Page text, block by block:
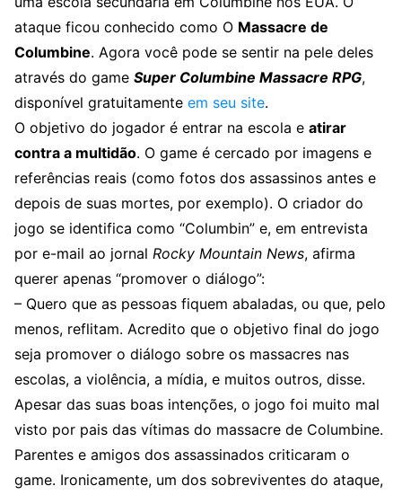
ataque ficou conhecido como O Massacre de
Columbine. Agora você pode se sentir na pele deles
através do game Super Columbine Massacre RPG,
disponível gratuitamente em seu site.
O objetivo do jogador é entrar na escola e atirar
contra a multidão. O game é cercado por imagens e
referências reais (como fotos dos assassinos antes e
depois de suas mortes, por exemplo). O criador do
jogo se identifica como “Columbin” e, em entrevista
por e-mail ao jornal Rocky Mountain News, afirma
querer apenas “promover o diálogo”:
– Quero que as pessoas fiquem abaladas, ou que, pelo
menos, reflitam. Acredito que o objetivo final do jogo
seja promover o diálogo sobre os massacres nas
escolas, a violência, a mídia, e muitos outros, disse.
Apesar das suas boas intenções, o jogo foi muito mal
visto por pais das vítimas do massacre de Columbine.
Parentes e amigos dos assassinados criticaram o
game. Ironicamente, um dos sobreviventes do ataque,